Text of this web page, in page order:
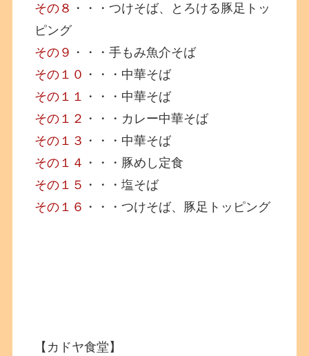
その８ ・・・つけそば、とろける豚足トッ
ピング
その９ ・・・手もみ魚介そば
その１０ ・・・中華そば
その１１ ・・・中華そば
その１２ ・・・カレー中華そば
その１３ ・・・中華そば
その１４ ・・・豚めし定食
その１５ ・・・塩そば
その１６ ・・・つけそば、豚足トッピング
【カドヤ食堂】